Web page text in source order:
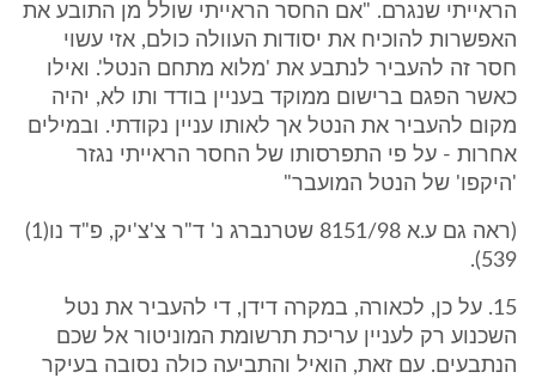
הראייתי שנגרם. "אם החסר הראייתי שולל מן התובע את
האפשרות להוכיח את יסודות העוולה כולם, אזי עשוי
חסר זה להעביר לנתבע את 'מלוא מתחם הנטל'. ואילו
כאשר הפגם ברישום ממוקד בעניין בודד ותו לא, יהיה
מקום להעביר את הנטל אך לאותו עניין נקודתי. ובמילים
אחרות - על פי התפרסותו של החסר הראייתי נגזר
'היקפו' של הנטל המועבר"
(ראה גם ע.א 8151/98 שטרנברג נ' ד"ר צ'צ'יק, פ"ד נו(1)
539).
15. על כן, לכאורה, במקרה דידן, די להעביר את נטל
השכנוע רק לעניין עריכת תרשומת המוניטור אל שכם
הנתבעים. עם זאת, הואיל והתביעה כולה נסובה בעיקר